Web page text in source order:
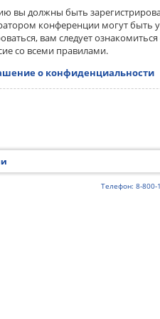
вы должны быть
конференции могут быть
вам следует
со всеми правилами.
о конфиденциальности
Телефон: 8-800-